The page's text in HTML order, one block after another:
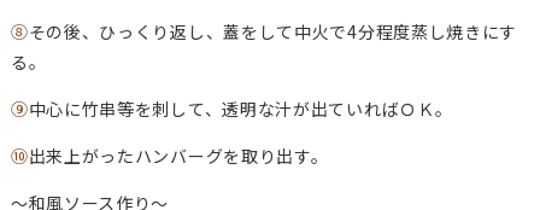
⑧その後、ひっくり返し、蓋をして中火で4分程度蒸し焼きにす
る。
⑨中心に竹串等を刺して、透明な汁が出ていればＯＫ。
⑩出来上がったハンバーグを取り出す。
～和風ソース作り～